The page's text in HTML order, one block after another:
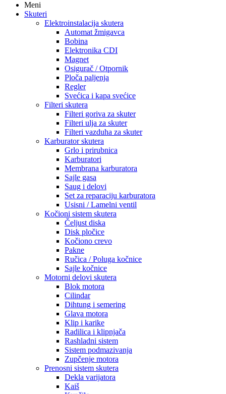
Meni
Skuteri
Elektroinstalacija skutera
Automat žmigavca
Bobina
Elektronika CDI
Magnet
Osigurač / Otpornik
Ploča paljenja
Regler
Svećica i kapa svećice
Filteri skutera
Filteri goriva za skuter
Filteri ulja za skuter
Filteri vazduha za skuter
Karburator skutera
Grlo i prirubnica
Karburatori
Membrana karburatora
Sajle gasa
Saug i delovi
Set za reparaciju karburatora
Usisni / Lamelni ventil
Kočioni sistem skutera
Čeljust diska
Disk pločice
Kočiono crevo
Pakne
Ručica / Poluga kočnice
Sajle kočnice
Motorni delovi skutera
Blok motora
Cilindar
Dihtung i semering
Glava motora
Klip i karike
Radilica i klipnjača
Rashladni sistem
Sistem podmazivanja
Zupčenje motora
Prenosni sistem skutera
Dekla varijatora
Kaiš